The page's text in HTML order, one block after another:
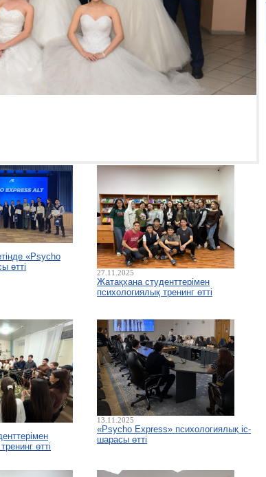
«Psycho
өтті
27.11.2025
Жатақхана студенттерімен
психологиялық тренинг өтті
өтті
13.11.2025
«Psycho Express» психологиялық іс-
шарасы өтті